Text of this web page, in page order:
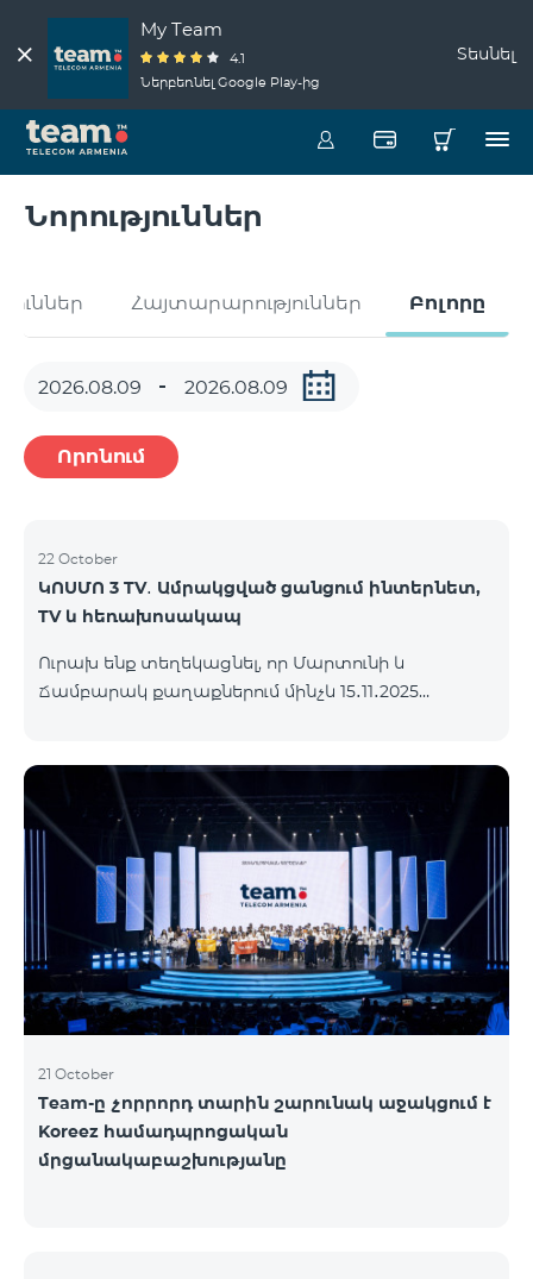
My Team
4.1
Ներբեռնել Google Play-ից
Տեսնել
Նորություններ
Հայտարարություններ Բոլորը
Որոնում
22 October
ԿՈՍՄՈ 3 TV․ Ամրակցված ցանցում ինտերնետ,
TV և հեռախոսակապ
Ուրախ ենք տեղեկացնել, որ Մարտունի և
Ճամբարակ քաղաքներում մինչև 15․11․2025
3 TV փաթեթը․ Ինտերնետ. Մինչև 50 Մբիթ/վ
արագություն։ Մինչև 80 TV ալիք՝ TeamTv Smart
հավելվածով: Ֆիքսված հեռախոսակապ. 180
րոպե դեպի Team ֆիքսված ցանց։ Սույն
սակագնային փաթեթում ներառված
հեռուստատեսության ծառայությունը
տրամադրվում է առանց TV սարքի՝ TeamTV Smart
հավելվածի միջոցով։ Սակագնային փաթեթի
արժեքները ներկայացվա
21 October
Team-ը չորրորդ տարին շարունակ աջակցում է
Koreez համադպրոցական
մրցանակաբաշխությանը